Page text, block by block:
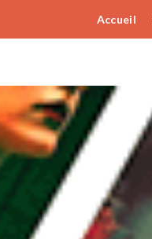
Accueil